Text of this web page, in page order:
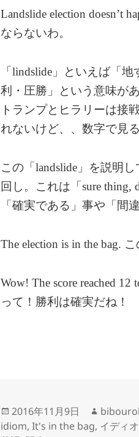
Landslide election doesn’t
ならないわ。
「lindslide 」といえば「
利・圧勝」という意味が
トランプとヒラリーは接
れないけど、、数字で見
この「landslide 」を説明
回し。これは「sure thing,
「確実である」事や「間
The election is in the bag.
Wow! The score reached
って！勝利は確実だね！
投
稿
2016年11月9日
作
成
idiom,It's in the bag, イディ